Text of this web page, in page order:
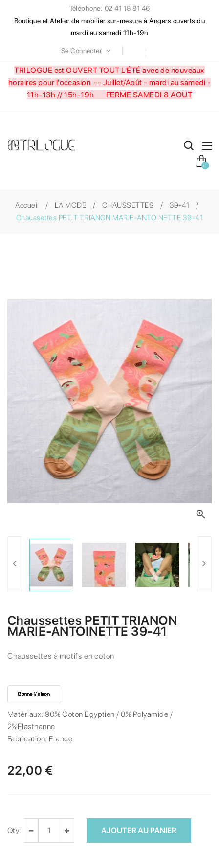
Téléphone: 02 41 18 81 46
Boutique et Atelier de mobilier sur-mesure à Angers ouverts du
mardi au samedi 11h-19h
Se Connecter
TRILOGUE est OUVERT TOUT L'ÉTÉ avec de nouveaux
horaires pour l'occasion -- Juillet/Août - mardi au samedi -
11h-13h // 15h-19h FERME SAMEDI 8 AOUT
0
Accueil LA MODE CHAUSSETTES
39-41
Chaussettes PETIT TRIANON MARIE-ANTOINETTE 39-41

Chaussettes PETIT TRIANON
MARIE-ANTOINETTE 39-41
Chaussettes à motifs en coton
Matériaux:90% Coton Egyptien / 8% Polyamide /
2%Elasthanne
Fabrication: France
22,00 €
Qty: AJOUTER AU PANIER